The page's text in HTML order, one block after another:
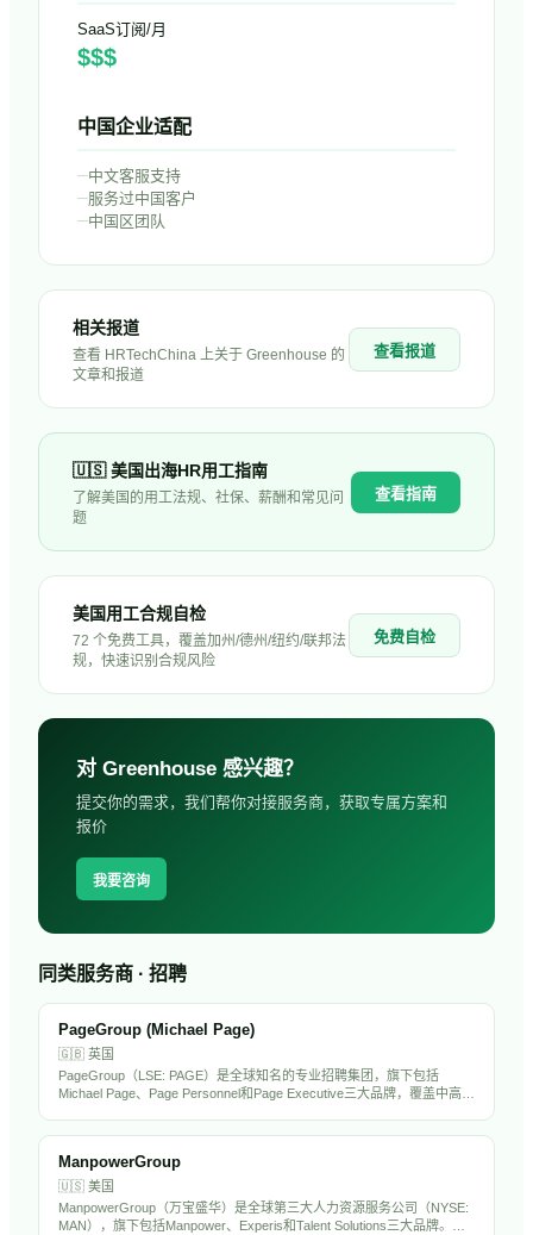
SaaS订阅/月
$$$
中国企业适配
–中文客服支持
–服务过中国客户
–中国区团队
相关报道
查看 HRTechChina 上关于 Greenhouse 的
文章和报道
查看报道
🇺🇸 美国出海HR用工指南
了解美国 的用工法规、社保、薪酬和常见问
题
查看指南
美国用工合规自检
72 个免费工具，覆盖加州/德州/纽约/联邦法
规，快速识别合规风险
免费自检
对 Greenhouse 感兴趣？
提交你的需求，我们帮你对接服务商，获取专属方案和
报价
我要咨询
同类服务商 · 招聘
PageGroup (Michael Page)
🇬🇧 英国
PageGroup（LSE: PAGE）是全球知名的专业招聘集团，旗下包括
Michael Page、Page Personnel和Page Executive三大品牌，覆盖中高端
ManpowerGroup
🇺🇸 美国
ManpowerGroup（万宝盛华）是全球第三大人力资源服务公司（NYSE:
MAN），旗下包括Manpower、Experis和Talent Solutions三大品牌。在